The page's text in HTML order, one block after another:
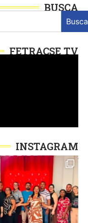
BUSCA
FETRACSE TV
INSTAGRAM